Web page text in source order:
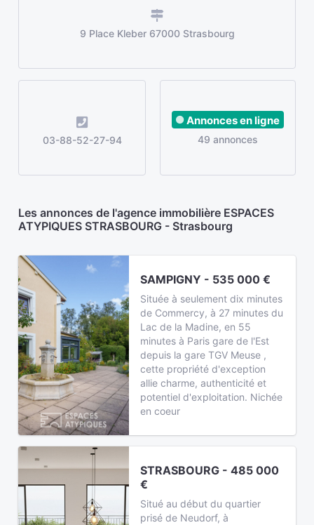
9 Place Kleber 67000 Strasbourg
03-88-52-27-94
Annonces en ligne
49 annonces
Les annonces de l'agence immobilière ESPACES
ATYPIQUES STRASBOURG - Strasbourg
SAMPIGNY - 535 000 €
Située à seulement dix minutes
de Commercy, à 27 minutes du
Lac de la Madine, en 55
minutes à Paris gare de l'Est
depuis la gare TGV Meuse ,
cette propriété d'exception
allie charme, authenticité et
potentiel d'exploitation. Nichée
en coeur
STRASBOURG - 485 000
€
Situé au début du quartier
prisé de Neudorf, à